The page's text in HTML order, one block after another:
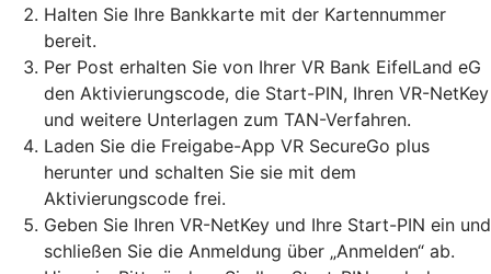
Halten Sie Ihre Bankkarte mit der Kartennummer
bereit.
Per Post erhalten Sie von Ihrer VR Bank EifelLand eG
den Aktivierungscode, die Start-PIN, Ihren VR-NetKey
und weitere Unterlagen zum TAN-Verfahren.
Laden Sie die Freigabe-App VR SecureGo plus
herunter und schalten Sie sie mit dem
Aktivierungscode frei.
Geben Sie Ihren VR-NetKey und Ihre Start-PIN ein und
schließen Sie die Anmeldung über „Anmelden“ ab.